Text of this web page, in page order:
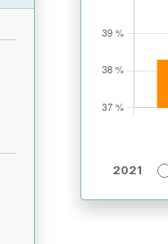
2021